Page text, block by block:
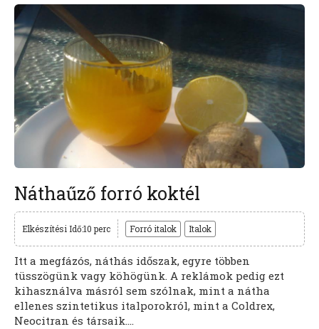
Náthaűző forró koktél
Elkészítési Idő:10 perc Forró italok Italok
Itt a megfázós, náthás időszak, egyre többen
tüsszögünk vagy köhögünk. A reklámok pedig ezt
kihasználva másról sem szólnak, mint a nátha
ellenes szintetikus italporokról, mint a Coldrex,
Neocitran és társaik....